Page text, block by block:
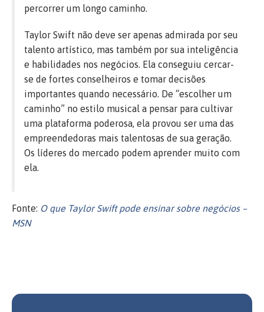
percorrer um longo caminho.
Taylor Swift não deve ser apenas admirada por seu
talento artístico, mas também por sua inteligência
e habilidades nos negócios. Ela conseguiu cercar-
se de fortes conselheiros e tomar decisões
importantes quando necessário. De “escolher um
caminho” no estilo musical a pensar para cultivar
uma plataforma poderosa, ela provou ser uma das
empreendedoras mais talentosas de sua geração.
Os líderes do mercado podem aprender muito com
ela.
Fonte: O que Taylor Swift pode ensinar sobre negócios –
MSN